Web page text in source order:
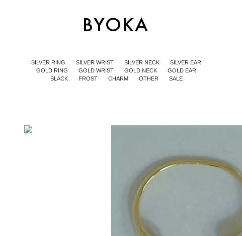
SILVER RING SILVER WRIST SILVER NECK
SILVER EAR
GOLD RING
GOLD WRIST GOLD NECK
GOLD EAR
BLACK
FROST CHARM OTHER SALE